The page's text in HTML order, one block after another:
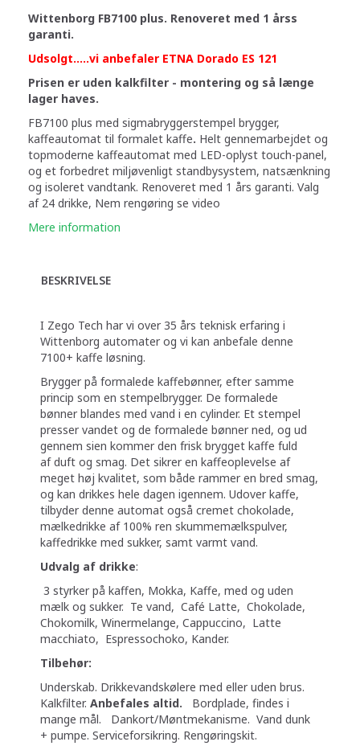
Wittenborg FB7100 plus. Renoveret med 1 årss
garanti.
Udsolgt.....vi anbefaler ETNA Dorado ES 121
Prisen er uden kalkfilter - montering og så længe
lager haves.
FB7100 plus med sigmabryggerstempel brygger,
kaffeautomat til formalet kaffe. Helt gennemarbejdet og
topmoderne kaffeautomat med LED-oplyst touch-panel,
og et forbedret miljøvenligt standbysystem, natsænkning
og isoleret vandtank. Renoveret med 1 års garanti. Valg
af 24 drikke, Nem rengøring se video
Mere information
BESKRIVELSE
I Zego Tech har vi over 35 års teknisk erfaring i
Wittenborg automater og vi kan anbefale denne
7100+ kaffe løsning.
Brygger på formalede kaffebønner, efter samme
princip som en stempelbrygger. De formalede
bønner blandes med vand i en cylinder. Et stempel
presser vandet og de formalede bønner ned, og ud
gennem sien kommer den frisk brygget kaffe fuld
af duft og smag. Det sikrer en kaffeoplevelse af
meget høj kvalitet, som både rammer en bred smag,
og kan drikkes hele dagen igennem. Udover kaffe,
tilbyder denne automat også cremet chokolade,
mælkedrikke af 100% ren skummemælkspulver,
kaffedrikke med sukker, samt varmt vand.
Udvalg af drikke:
3 styrker på kaffen, Mokka, Kaffe, med og uden
mælk og sukker. Te vand, Café Latte, Chokolade,
Chokomilk, Winermelange, Cappuccino, Latte
macchiato, Espressochoko, Kander.
Tilbehør:
Underskab. Drikkevandskølere med eller uden brus.
Kalkfilter. Anbefales altid. Bordplade, findes i
mange mål. Dankort/Møntmekanisme. Vand dunk
+ pumpe. Serviceforsikring. Rengøringskit.